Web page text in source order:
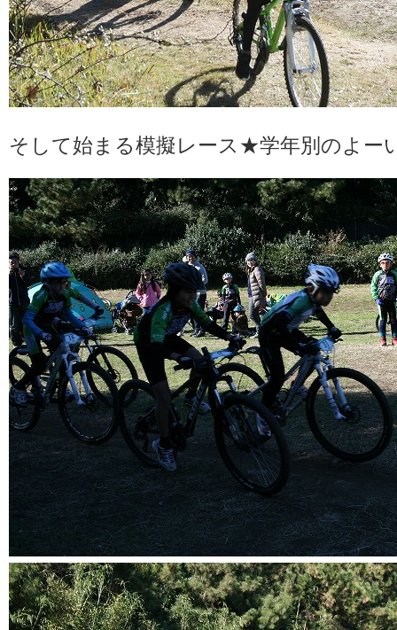
そして始まる模擬レース★学年別のよー